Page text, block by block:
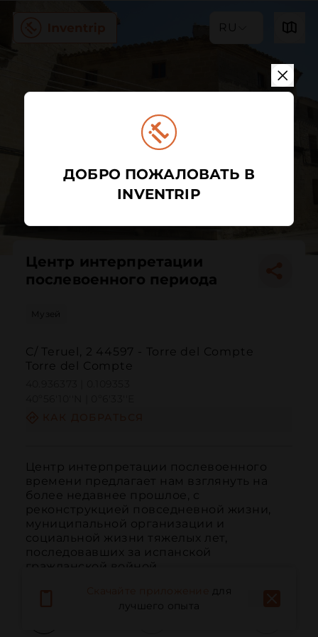
RU
Центр интерпретации
послевоенного периода
Музей
C/ Teruel, 2 44597 - Torre del Compte
Torre del Compte
Центр интерпретации послевоенного
времени предлагает нам взглянуть на
более недавнее прошлое, с
реконструкцией повседневной жизни,
муниципальной организации и
социальной жизни тяжелых лет,
последовавших за испанской
гражданской войной.
для
лучшего опыта
ДОБРО ПОЖАЛОВАТЬ В
INVENTRIP